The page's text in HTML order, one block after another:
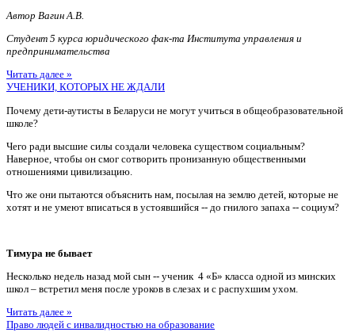
Автор Вагин А.В.
Студент 5 курса юридического фак-та Института управления и
предпринимательства
Читать далее »
УЧЕНИКИ, КОТОРЫХ НЕ ЖДАЛИ
Почему дети-аутисты в Беларуси не могут учиться в общеобразовательной
школе?
Чего ради высшие силы создали человека существом социальным?
Наверное, чтобы он смог сотворить пронизанную общественными
отношениями цивилизацию.
Что же они пытаются объяснить нам, посылая на землю детей, которые не
хотят и не умеют вписаться в устоявшийся -- до гнилого запаха -- социум?
Тимура не бывает
Несколько недель назад мой сын -- ученик 4 «Б» класса одной из минских
школ – встретил меня после уроков в слезах и с распухшим ухом.
Читать далее »
Право людей с инвалидностью на образование